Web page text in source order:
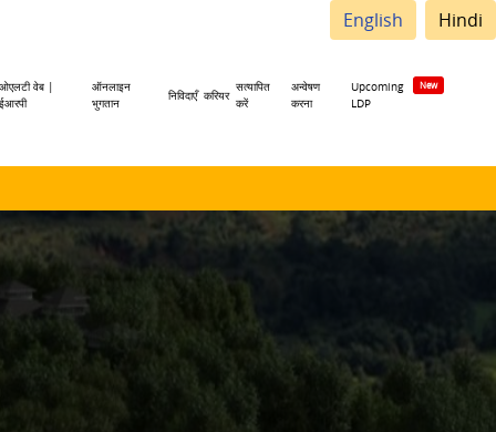
English Hindi
ओएलटी वेब |
ईआरपी
ऑनलाइन
भुगतान
निविदाएँ करियर
सत्यापित
करें
अन्वेषण
करना
Upcoming
LDP